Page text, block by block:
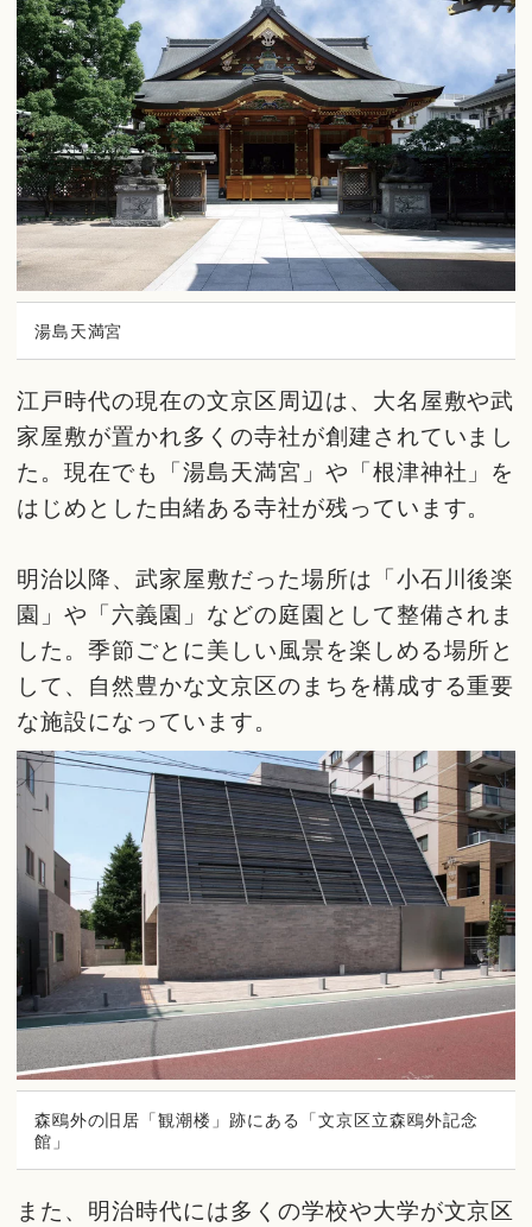
湯島天満宮
江戸時代の現在の文京区周辺は、大名屋敷や武
家屋敷が置かれ多くの寺社が創建されていまし
た。現在でも「湯島天満宮」や「根津神社」を
はじめとした由緒ある寺社が残っています。
明治以降、武家屋敷だった場所は「小石川後楽
園」や「六義園」などの庭園として整備されま
した。季節ごとに美しい風景を楽しめる場所と
して、自然豊かな文京区のまちを構成する重要
な施設になっています。
森鴎外の旧居「観潮楼」跡にある「文京区立森鴎外記念
館」
また、明治時代には多くの学校や大学が文京区